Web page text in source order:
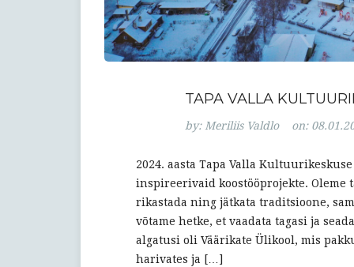
TAPA VALLA
by: Meriliis Valdlo on:
2024. aasta Tapa Valla
inspireerivaid koostööprojekte. Oleme
rikastada ning jätkata traditsioone,
võtame hetke, et vaadata tagasi ja
algatusi oli Väärikate Ülikool, mis
harivates ja […]